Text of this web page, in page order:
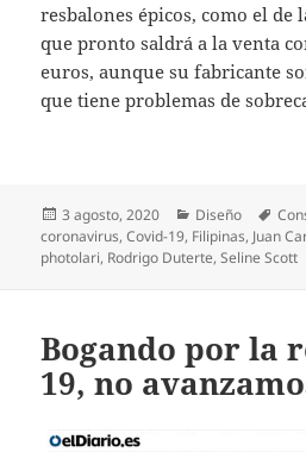
resbalones épicos, como el de
que pronto saldrá a la venta
euros, aunque su fabricante
que tiene problemas de
Publicado
el
3 agosto, 2020 Categorías
Diseño
coronavirus,Covid-19, Filipinas, Juan
photolari, Rodrigo Duterte,Seline Scott
Bogando por la
19, no